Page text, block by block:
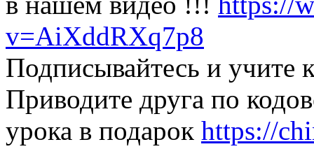
v=AiXddRXq7p8
Подписывайтесь и учите
Приводите друга по
урока в подарок https://